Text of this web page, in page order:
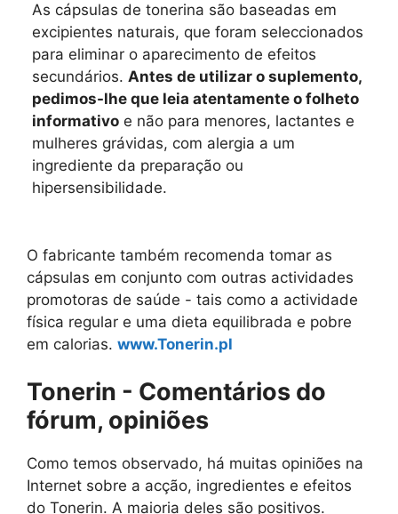
As cápsulas de tonerina são baseadas em
excipientes naturais, que foram seleccionados
para eliminar o aparecimento de efeitos
secundários. Antes de utilizar o suplemento,
pedimos-lhe que leia atentamente o folheto
informativoe não para menores, lactantes e
mulheres grávidas, com alergia a um
ingrediente da preparação ou
hipersensibilidade.
O fabricante também recomenda tomar as
cápsulas em conjunto com outras actividades
promotoras de saúde - tais como a actividade
física regular e uma dieta equilibrada e pobre
em calorias. www.Tonerin.pl
Tonerin - Comentários do
fórum, opiniões
Como temos observado, há muitas opiniões na
Internet sobre a acção, ingredientes e efeitos
do Tonerin. A maioria deles são positivos.